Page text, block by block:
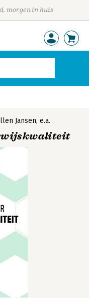
morgen in huis
Jansen, e.a.